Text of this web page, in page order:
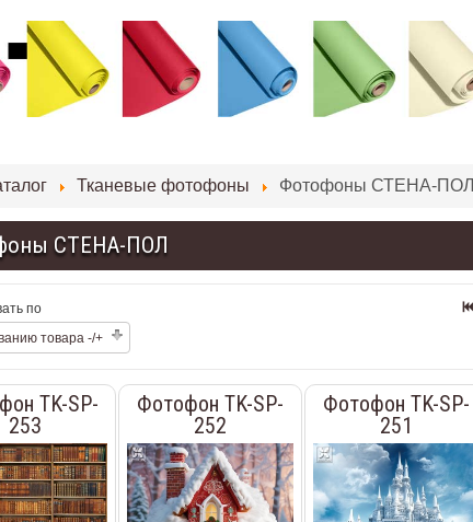
Тканевые фотофоны Фотофоны СТЕНА-ПОЛ
СТЕНА-ПОЛ
по
товара -/+
TK-SP-
253
Фотофон TK-SP-
252
Фотофон TK-SP-
251